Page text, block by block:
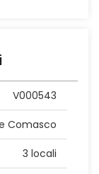
V000543
Comasco
3 locali